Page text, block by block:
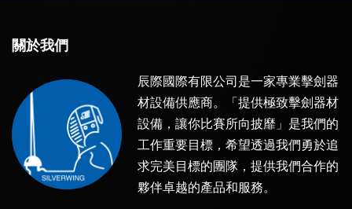
關於我們
辰際國際有限公司是一家專業擊劍器
材設備供應商。「提供極致擊劍器材
設備，讓你比賽所向披靡」是我們的
工作重要目標，希望透過我們勇於追
求完美目標的團隊，提供我們合作的
夥伴卓越的產品和服務。